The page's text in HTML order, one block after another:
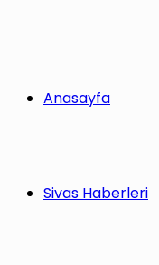
Anasayfa
Sivas Haberleri